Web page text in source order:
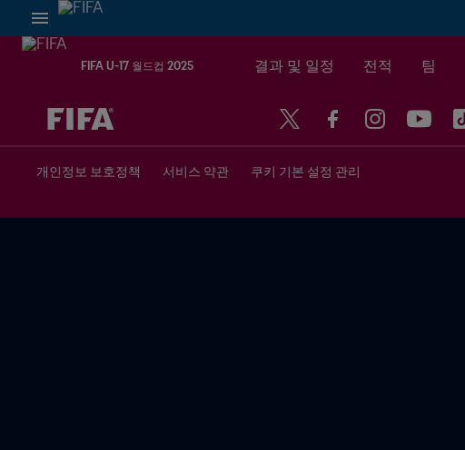
FIFA U-17 월드컵 2025 결과 및 일정 전적 팀
추후 결정 vs. 추후 결정
개인정보 보호정책 서비스 약관 쿠키 기본 설정 관리